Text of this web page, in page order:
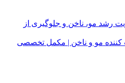
کننده مو و ناخن | مکمل تخصصی